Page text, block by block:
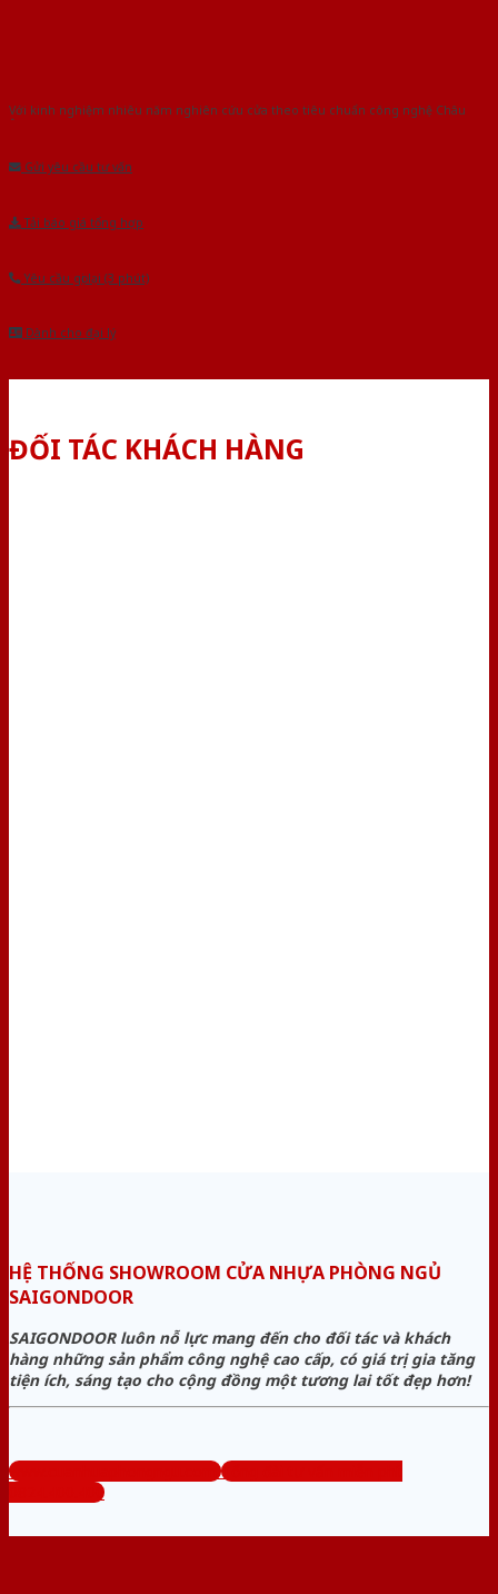
Với kinh nghiệm nhiêu năm nghiên cứu cửa theo tiêu chuẩn công nghệ Châu
Gửi yêu cầu tư vấn
Tải báo giá tổng hợp
Yêu cầu gọi lại (3 phút)
Dành cho đại lý
ĐỐI TÁC KHÁCH HÀNG
HỆ THỐNG SHOWROOM CỬA NHỰA PHÒNG NGỦ
SAIGONDOOR
SAIGONDOOR luôn nỗ lực mang đến cho đối tác và khách
hàng những sản phẩm công nghệ cao cấp, có giá trị gia tăng
tiện ích, sáng tạo cho cộng đồng một tương lai tốt đẹp hơn!
www.cuanhuaphongngu.com
Tổng đài tư vấn miễn phí:
0824.400.400